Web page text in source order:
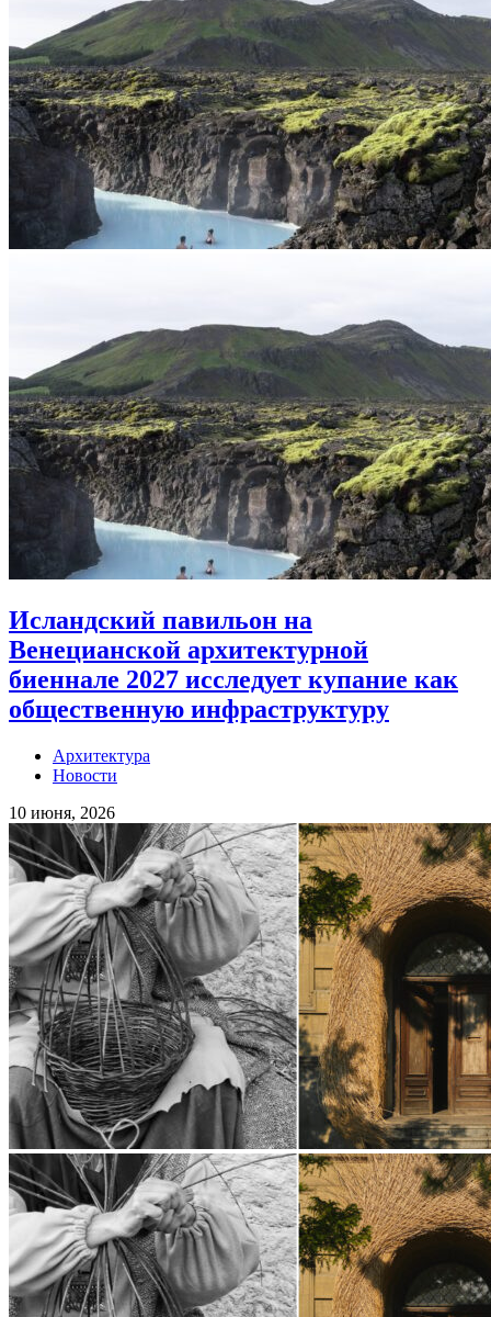
Исландский павильон на
Венецианской архитектурной
биеннале 2027 исследует купание как
общественную инфраструктуру
Архитектура
Новости
10 июня, 2026